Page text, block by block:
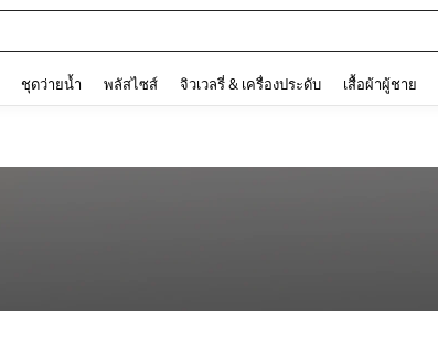
ชุดว่ายน้ำ พลัสไซส์ จิวเวลรี่ & เครื่องประดับ เสื้อผ้าผู้ชาย